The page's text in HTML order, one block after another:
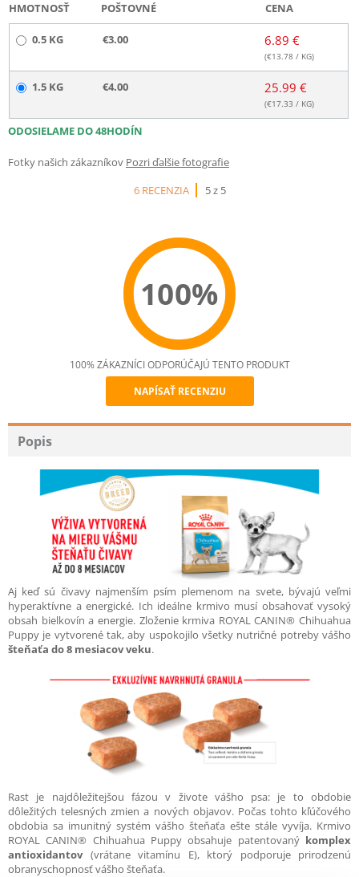
HMOTNOSŤ POŠTOVNÉ CENA
0.5 KG €3.00 6.89 €
(€13.78 / KG)
1.5 KG €4.00 25.99 €
(€17.33 / KG)
ODOSIELAME DO 48HODÍN
Fotky našich zákazníkov Pozri ďalšie fotografie
6 RECENZIA
5 z 5
100%
Recommend
100% ZÁKAZNÍCI ODPORÚČAJÚ TENTO PRODUKT
NAPÍSAŤ RECENZIU
Popis
Aj keď sú čivavy najmenším psím plemenom na svete, bývajú veľmi
hyperaktívne a energické. Ich ideálne krmivo musí obsahovať vysoký
obsah bielkovín a energie. Zloženie krmiva ROYAL CANIN® Chihuahua
Puppy je vytvorené tak, aby uspokojilo všetky nutričné potreby vášho
šteňaťa do 8 mesiacov veku.
Rast je najdôležitejšou fázou v živote vášho psa: je to obdobie
dôležitých telesných zmien a nových objavov. Počas tohto kľúčového
obdobia sa imunitný systém vášho šteňaťa ešte stále vyvíja. Krmivo
ROYAL CANIN® Chihuahua Puppy obsahuje patentovanýkomplex
antioxidantov(vrátane vitamínu E), ktorý podporuje prirodzenú
obranyschopnosť vášho šteňaťa.